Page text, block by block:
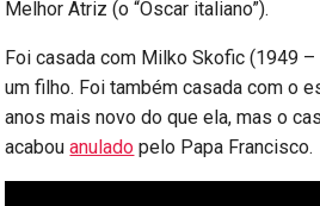
Melhor Atriz (o “Óscar italiano”).
Foi casada com Milko Skofic (1949
um filho. Foi também casada com o
anos mais novo do que ela, mas o
acabouanulado pelo Papa Francisco.